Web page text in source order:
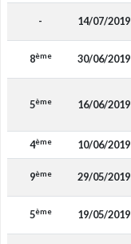
- 14/07/2019
8ème 30/06/2019
5ème 16/06/2019
4ème 10/06/2019
9ème 29/05/2019
5ème 19/05/2019